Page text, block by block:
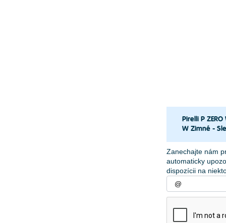
Pirelli P
W Zimné -
Zanechajte nám
automaticky
dispozícii na